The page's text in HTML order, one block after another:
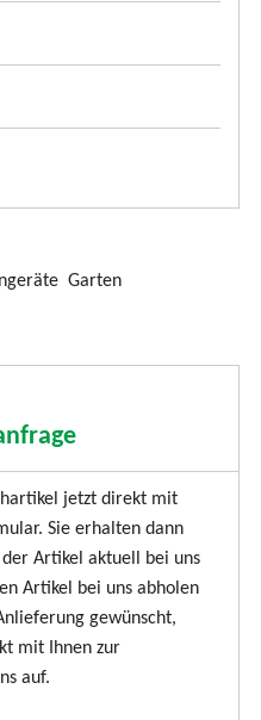
Garten
jetzt direkt mit
Sie erhalten dann
Artikel aktuell bei uns
Artikel bei uns abholen
gewünscht,
mit Ihnen zur
auf.